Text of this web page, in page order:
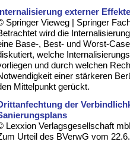
externer
Springer Vieweg | Springer
wird die
Base-, Best- und Worst-
welche
und durch welchen
einer stärkeren
Mittelpunkt gerückt.
der
Lexxion Verlagsgesellschaft
Urteil des BVerwG vom